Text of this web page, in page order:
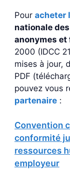
Pour acheter
nationale
anonymes et
2000 (IDCC
mises à jour,
PDF
pouvez vous
partenaire :
Convention
conformité
ressources
employeur